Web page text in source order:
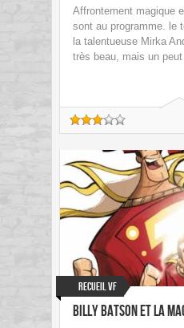
Affrontement magique
sont au programme. le
la talentueuse Mirka
très beau, mais un
Recueil VF
Billy Batson et la